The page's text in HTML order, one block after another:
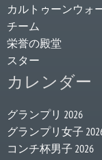
カルトゥーンウォ
チーム
栄誉の殿堂
スター
カレンダー
グランプリ 2026
グランプリ女子
コンチ杯男子 2026